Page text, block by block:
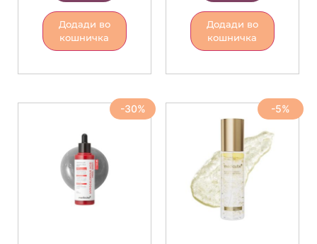
Додади во
кошничка
Додади во
кошничка
-30% -5%